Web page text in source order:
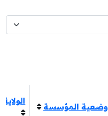
وضعية المؤسسة
الولاية